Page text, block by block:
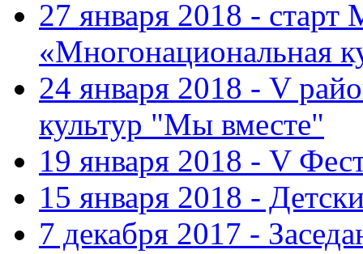
27 января 2018 - старт
«Многонациональная
24 января 2018 - V
культур "Мы вместе"
19 января 2018 - V
15 января 2018 -
7 декабря 2017 -